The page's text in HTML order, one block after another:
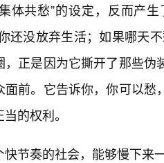
体共愁”的设定，反而产
还没放弃生活；如果哪天
，正是因为它撕开了那些
面前。它告诉你，你可以
的权利。
快节奏的社会，能够慢下来